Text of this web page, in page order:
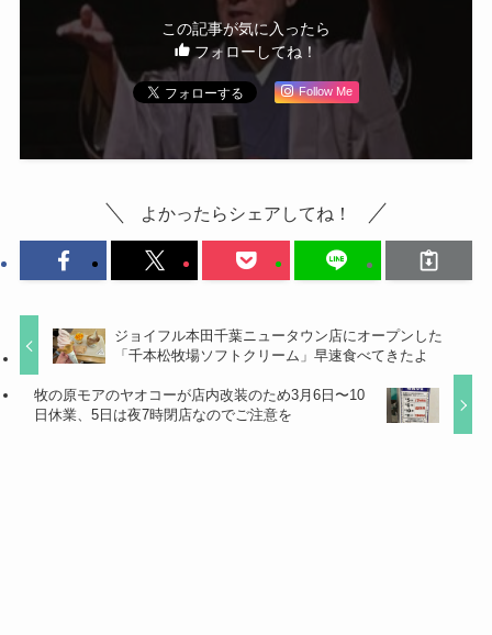
この記事が気に入ったら
フォローしてね！
Follow Me
よかったらシェアしてね！
ジョイフル本田千葉ニュータウン店にオープンした
「千本松牧場ソフトクリーム」早速食べてきたよ
牧の原モアのヤオコーが店内改装のため3月6日〜10
日休業、5日は夜7時閉店なのでご注意を